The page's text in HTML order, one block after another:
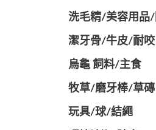
洗毛精/美容用品
潔牙骨/牛皮/耐咬
烏龜 飼料/主食
牧草/磨牙棒/草磚
玩具/球/結繩